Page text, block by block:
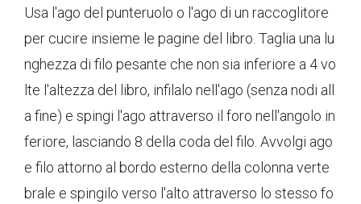
Usa l'ago del punteruolo o l'ago di un raccoglitore
per cucire insieme le pagine del libro. Taglia una lu
nghezza di filo pesante che non sia inferiore a 4 vo
lte l'altezza del libro, infilalo nell'ago (senza nodi all
a fine) e spingi l'ago attraverso il foro nell'angolo in
feriore, lasciando 8 della coda del filo. Avvolgi ago
e filo attorno al bordo esterno della colonna verte
brale e spingilo verso l'alto attraverso lo stesso fo